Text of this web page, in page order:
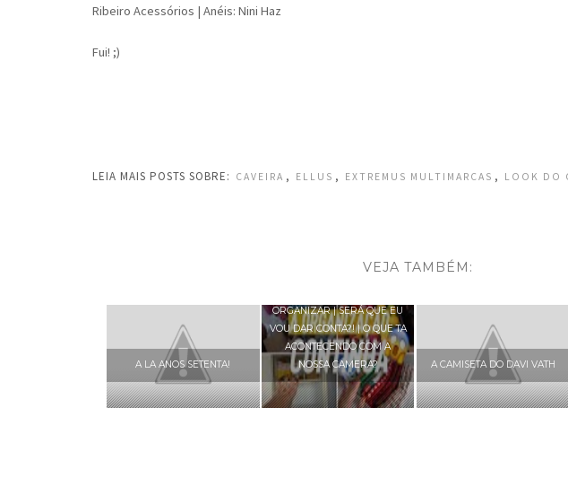
Ribeiro Acessórios | Anéis: Nini Haz
Fui! ;)
LEIA MAIS POSTS SOBRE: CAVEIRA , ELLUS , EXTREMUS MULTIMARCAS , LOOK DO
VEJA TAMBÉM:
A LA ANOS SETENTA!
ORGANIZAR | SERÁ QUE EU
VOU DAR CONTA?! | O QUE TA
ACONTECENDO COM A
NOSSA CAMERA?
A CAMISETA DO DAVI VATH